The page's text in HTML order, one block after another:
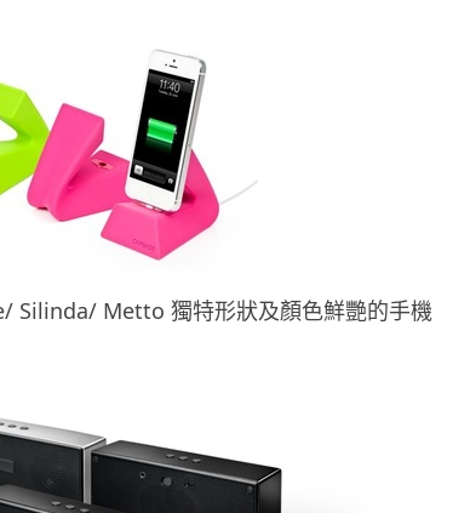
Silinda/ Metto 獨特形狀及顏色鮮艷的手機